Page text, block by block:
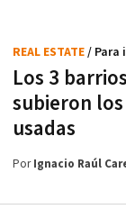
Los 3
subieron
usadas
REAL ESTATE/ Para
PorIgnacio Raúl